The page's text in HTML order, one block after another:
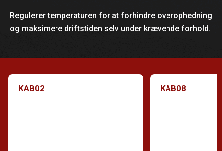
Regulerer temperaturen for at forhindre overophedning
og maksimere driftstiden selv under krævende forhold.
KAB02 KAB08